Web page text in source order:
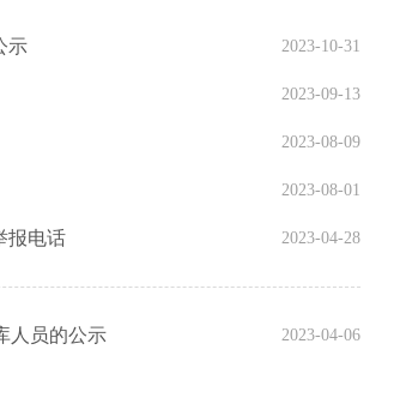
示 2023-10-31
2023-09-13
2023-08-09
2023-08-01
报电话 2023-04-28
人员的公示 2023-04-06